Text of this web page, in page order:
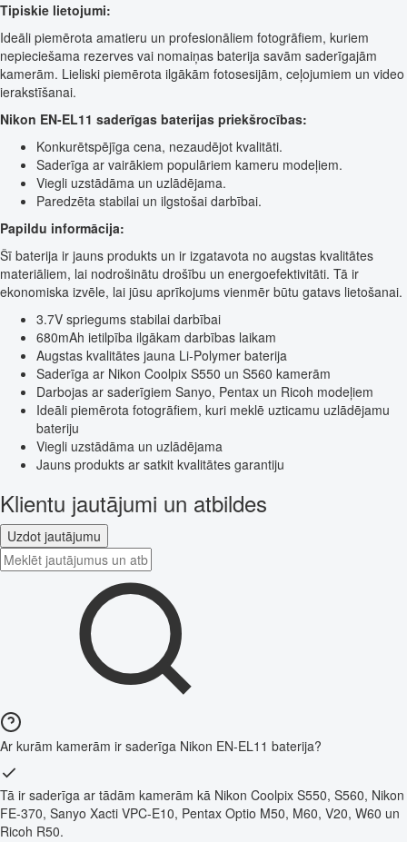
Tipiskie lietojumi:
Ideāli piemērota amatieru un profesionāliem fotogrāfiem, kuriem
nepieciešama rezerves vai nomaiņas baterija savām saderīgajām
kamerām. Lieliski piemērota ilgākām fotosesijām, ceļojumiem un video
ierakstīšanai.
Nikon EN-EL11 saderīgas baterijas priekšrocības:
Konkurētspējīga cena, nezaudējot kvalitāti.
Saderīga ar vairākiem populāriem kameru modeļiem.
Viegli uzstādāma un uzlādējama.
Paredzēta stabilai un ilgstošai darbībai.
Papildu informācija:
Šī baterija ir jauns produkts un ir izgatavota no augstas kvalitātes
materiāliem, lai nodrošinātu drošību un energoefektivitāti. Tā ir
ekonomiska izvēle, lai jūsu aprīkojums vienmēr būtu gatavs lietošanai.
3.7V spriegums stabilai darbībai
680mAh ietilpība ilgākam darbības laikam
Augstas kvalitātes jauna Li-Polymer baterija
Saderīga ar Nikon Coolpix S550 un S560 kamerām
Darbojas ar saderīgiem Sanyo, Pentax un Ricoh modeļiem
Ideāli piemērota fotogrāfiem, kuri meklē uzticamu uzlādējamu
bateriju
Viegli uzstādāma un uzlādējama
Jauns produkts ar satkit kvalitātes garantiju
Klientu jautājumi un atbildes
Uzdot jautājumu
Ar kurām kamerām ir saderīga Nikon EN-EL11 baterija?
Tā ir saderīga ar tādām kamerām kā Nikon Coolpix S550, S560, Nikon
FE-370, Sanyo Xacti VPC-E10, Pentax Optio M50, M60, V20, W60 un
Ricoh R50.